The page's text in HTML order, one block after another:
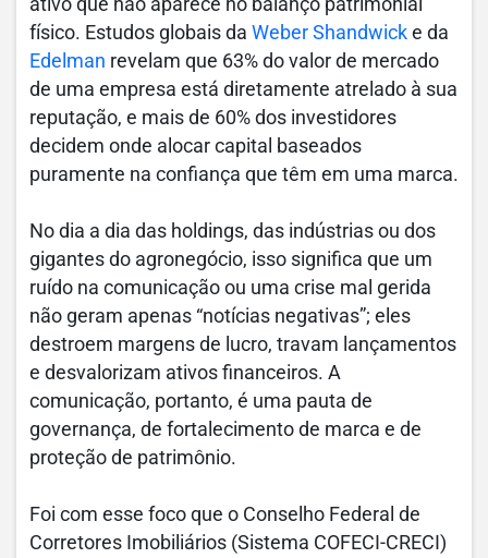
físico. Estudos globais da Weber Shandwick e da
Edelman revelam que 63% do valor de mercado
de uma empresa está diretamente atrelado à sua
reputação, e mais de 60% dos investidores
decidem onde alocar capital baseados
puramente na confiança que têm em uma marca.
No dia a dia das holdings, das indústrias ou dos
gigantes do agronegócio, isso significa que um
ruído na comunicação ou uma crise mal gerida
não geram apenas “notícias negativas”; eles
destroem margens de lucro, travam lançamentos
e desvalorizam ativos financeiros. A
comunicação, portanto, é uma pauta de
governança, de fortalecimento de marca e de
proteção de patrimônio.
Foi com esse foco que o Conselho Federal de
Corretores Imobiliários (Sistema COFECI-CRECI)